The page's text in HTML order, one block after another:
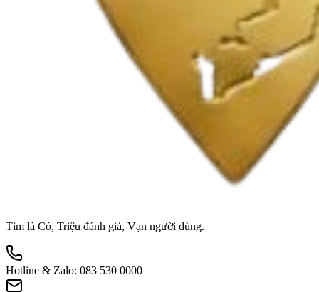
Tìm là Có, Triệu đánh giá, Vạn người dùng.
Hotline & Zalo: 083 530 0000